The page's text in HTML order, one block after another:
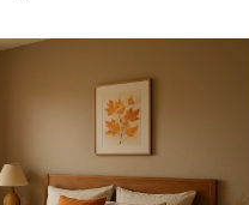
ved å annonsere
Alternatives to